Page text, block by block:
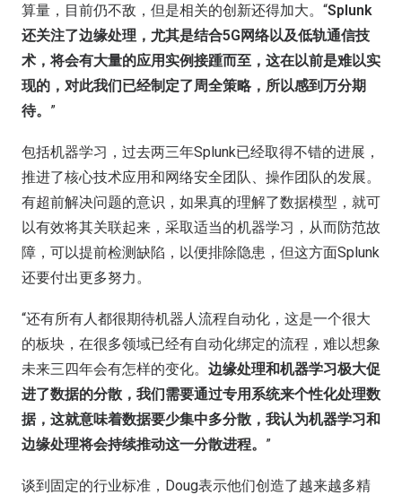
算量，目前仍不敌，但是相关的创新还得加大。“Splunk
还关注了边缘处理，尤其是结合5G网络以及低轨通信技
术，将会有大量的应用实例接踵而至，这在以前是难以实
现的，对此我们已经制定了周全策略，所以感到万分期
待。 ”
包括机器学习，过去两三年Splunk已经取得不错的进展，
推进了核心技术应用和网络安全团队、操作团队的发展。
有超前解决问题的意识，如果真的理解了数据模型，就可
以有效将其关联起来，采取适当的机器学习，从而防范故
障，可以提前检测缺陷，以便排除隐患，但这方面Splunk
还要付出更多努力。
“还有所有人都很期待机器人流程自动化，这是一个很大
的板块，在很多领域已经有自动化绑定的流程，难以想象
未来三四年会有怎样的变化。 边缘处理和机器学习极大促
进了数据的分散，我们需要通过专用系统来个性化处理数
据，这就意味着数据要少集中多分散，我认为机器学习和
边缘处理将会持续推动这一分散进程。 ”
谈到固定的行业标准，Doug表示他们创造了越来越多精